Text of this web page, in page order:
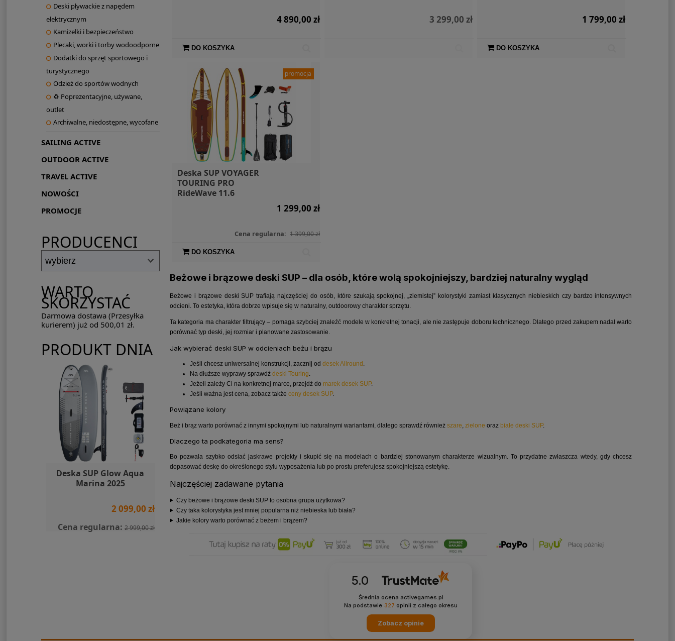
Deski pływackie z napędem
elektrycznym
Kamizelki i bezpieczeństwo
Plecaki, worki i torby wodoodporne
Dodatki do sprzęt sportowego i
turystycznego
Odzież do sportów wodnych
♻ Poprezentacyjne, używane,
outlet
Archiwalne, niedostępne, wycofane
SAILING ACTIVE
OUTDOOR ACTIVE
TRAVEL ACTIVE
NOWOŚCI
PROMOCJE
PRODUCENCI
WARTO
SKORZYSTAĆ
Darmowa dostawa (Przesyłka
kurierem) już od 500,01 zł.
PRODUKT DNIA
Deska SUP Glow Aqua
Marina 2025
2 099,00 zł
Cena regularna: 2 999,00 zł
Silnik elektryczny Travel
903 Torqeedo
10 455,00 zł
Silnik elektryczny
11 850,00 zł
SIGG Butelka X Moomin
4 890,00 zł
DO KOSZYKA
3 299,00 zł 1 799,00 zł
DO KOSZYKA
Deska SUP VOYAGER
TOURING PRO
RideWave 11.6
1 299,00 zł
Cena regularna: 1 399,00 zł
DO KOSZYKA
promocja
Beżowe i brązowe deski SUP – dla osób, które wolą spokojniejszy, bardziej naturalny wygląd
Beżowe i brązowe deski SUP trafiają najczęściej do osób, które szukają spokojnej, „ziemistej” kolorystyki zamiast klasycznych niebieskich czy bardzo intensywnych
odcieni. To estetyka, która dobrze wpisuje się w naturalny, outdoorowy charakter sprzętu.
Ta kategoria ma charakter filtrujący – pomaga szybciej znaleźć modele w konkretnej tonacji, ale nie zastępuje doboru technicznego. Dlatego przed zakupem nadal warto
porównać typ deski, jej rozmiar i planowane zastosowanie.
Jak wybierać deski SUP w odcieniach beżu i brązu
Jeśli chcesz uniwersalnej konstrukcji, zacznij od desek Allround .
Na dłuższe wyprawy sprawdź deski Touring.
Jeżeli zależy Ci na konkretnej marce, przejdź do marek desek SUP.
Jeśli ważna jest cena, zobacz także ceny desek SUP.
Powiązane kolory
Beż i brąz warto porównać z innymi spokojnymi lub naturalnymi wariantami, dlatego sprawdź również szare zielone oraz białe deski SUP.
Dlaczego ta podkategoria ma sens?
Bo pozwala szybko odsiać jaskrawe projekty i skupić się na modelach o bardziej stonowanym charakterze wizualnym. To przydatne zwłaszcza wtedy, gdy chcesz
dopasować deskę do określonego stylu wyposażenia lub po prostu preferujesz spokojniejszą estetykę.
Najczęściej zadawane pytania
Czy beżowe i brązowe deski SUP to osobna grupa użytkowa?
Czy taka kolorystyka jest mniej popularna niż niebieska lub biała?
Jakie kolory warto porównać z beżem i brązem?
5.0
Średnia ocena activegames.pl
Na podstawie 327 opinii z całego okresu
Zobacz opinie